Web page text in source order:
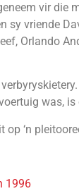
vir die
sy vriende
Orlando
was, is
op ‘n
1996